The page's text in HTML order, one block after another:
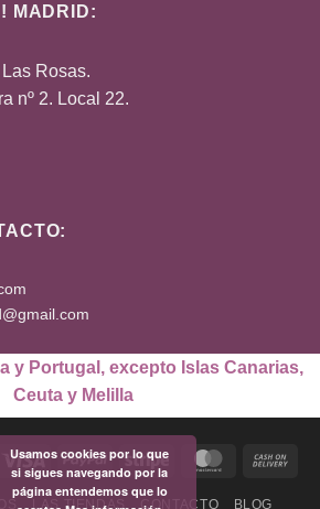
MADRID:
Rosas.
nº 2. Local 22.
y Portugal, excepto Islas Canarias,
Ceuta y Melilla
Visa PayPal Stripe MasterCard
LAS TIENDAS CONTACTO BLOG
Usamos cookies por lo que
si sigues navegando por la
página entendemos que lo